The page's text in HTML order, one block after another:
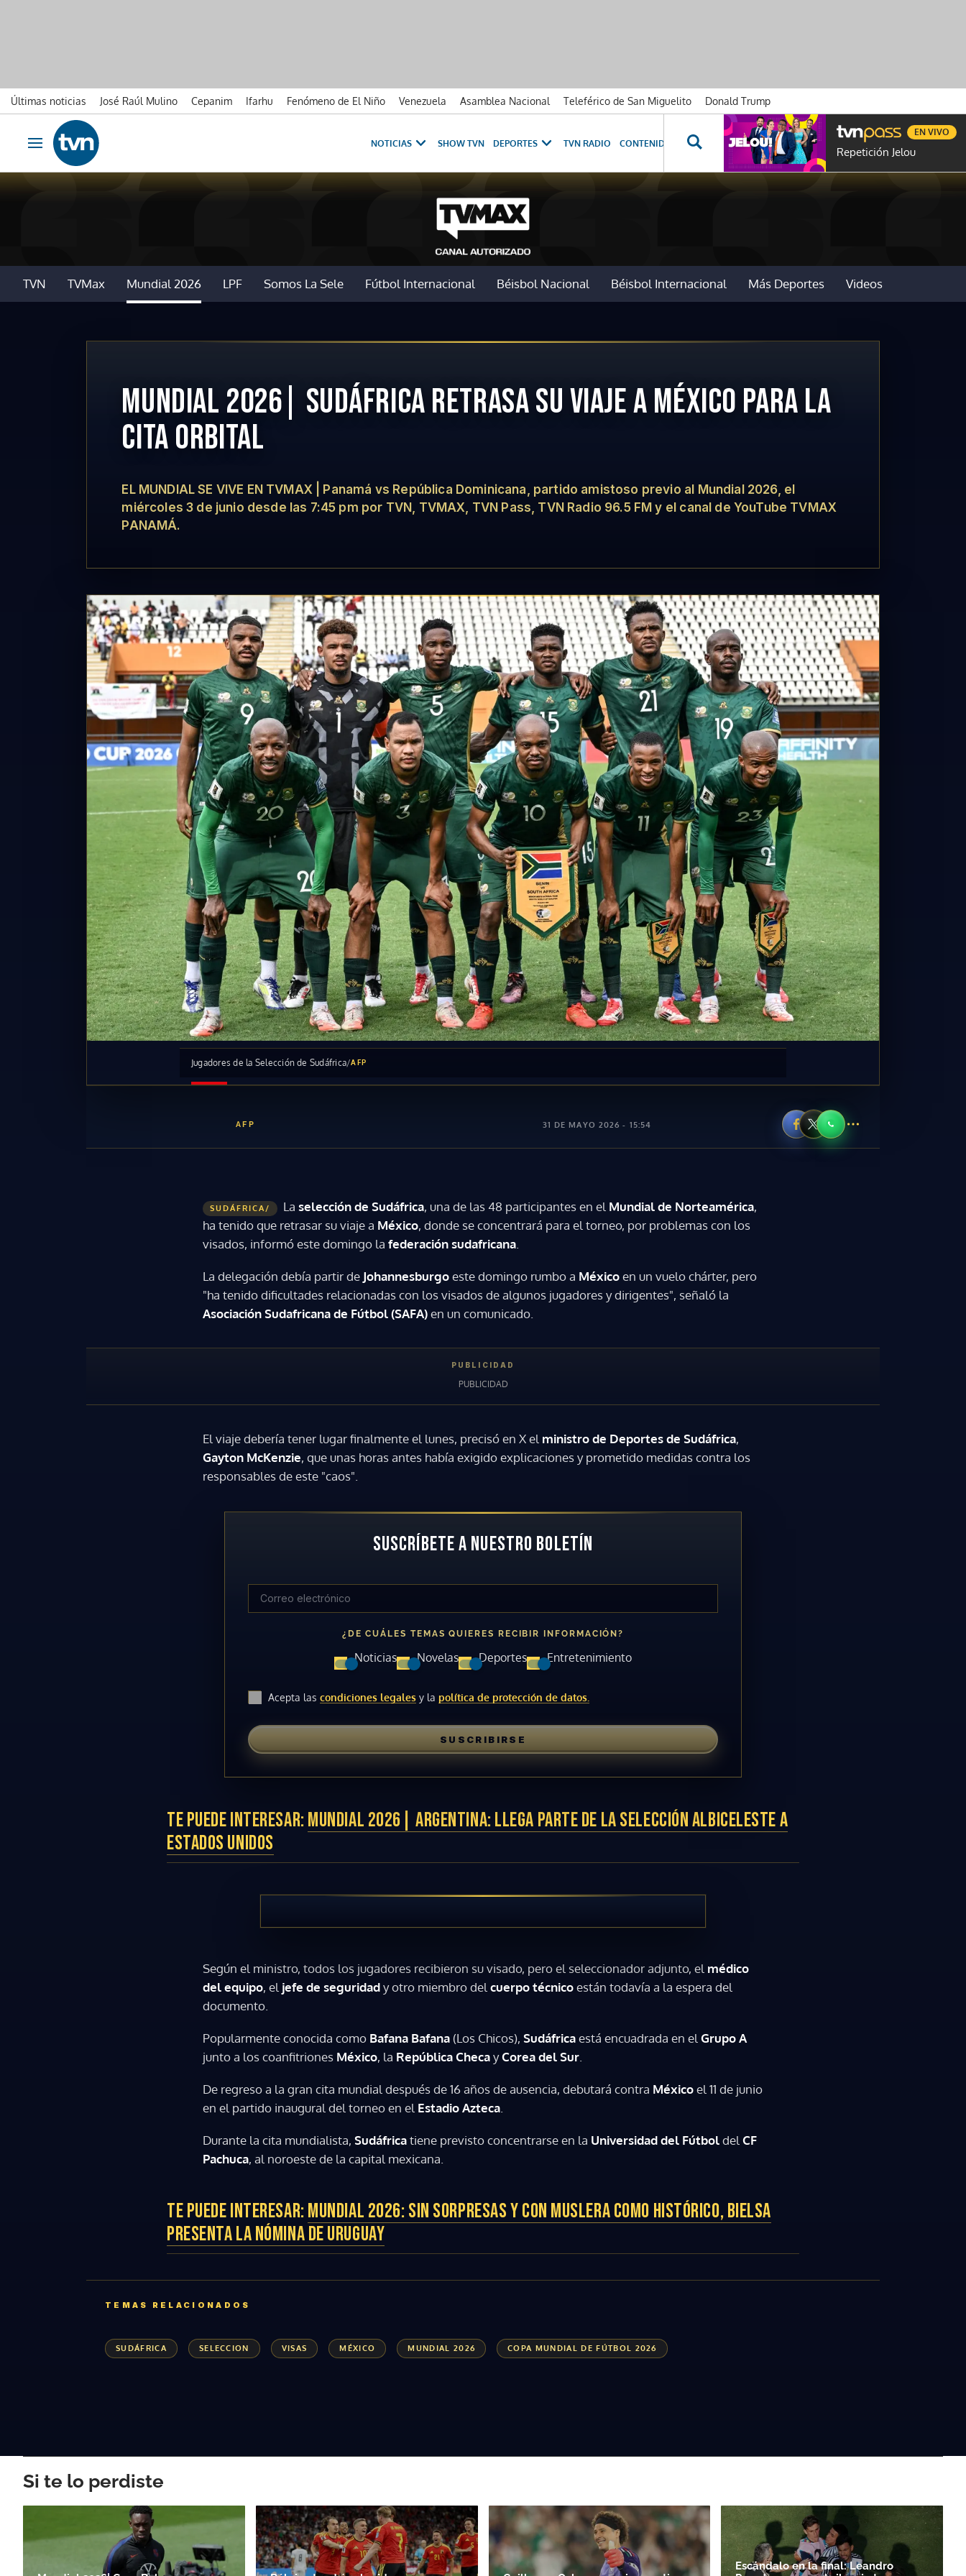
Últimas noticias José Raúl Mulino Cepanim Ifarhu Fenómeno de El Niño Venezuela Asamblea Nacional Teleférico de San Miguelito
Donald Trump
Ir al contenido
Obrir navegació
NOTICIAS SHOW TVN DEPORTES TVN RADIO CONTENIDOS ESPECIALES NOVELAS PROGRAMAS GENTE TVN
Repetición Jelou
EN VIVO
TVN TVMax Mundial 2026 LPF Somos La Sele Fútbol Internacional Béisbol Nacional Béisbol Internacional Más Deportes Videos
MUNDIAL 2026| SUDÁFRICA RETRASA SU VIAJE A MÉXICO PARA LA
CITA ORBITAL
EL MUNDIAL SE VIVE EN TVMAX | Panamá vs República Dominicana, partido amistoso previo al Mundial 2026, el
miércoles 3 de junio desde las 7:45 pm por TVN, TVMAX, TVN Pass, TVN Radio 96.5 FM y el canal de YouTube TVMAX
PANAMÁ.
Jugadores de la Selección de Sudáfrica/AFP
AFP 31 DE MAYO 2026 - 15:54
SUDÁFRICA/ La selección de Sudáfrica, una de las 48 participantes en el Mundial de Norteamérica,
ha tenido que retrasar su viaje a México, donde se concentrará para el torneo, por problemas con los
visados, informó este domingo la federación sudafricana
La delegación debía partir de Johannesburgoeste domingo rumbo a Méxicoen un vuelo chárter, pero
"ha tenido dificultades relacionadas con los visados de algunos jugadores y dirigentes", señaló la
Asociación Sudafricana de Fútbol (SAFA)en un comunicado.
El viaje debería tener lugar finalmente el lunes, precisó en X el ministro de Deportes de Sudáfrica,
Gayton McKenzie, que unas horas antes había exigido explicaciones y prometido medidas contra los
responsables de este "caos".
SUSCRÍBETE A NUESTRO BOLETÍN
¿DE CUÁLES TEMAS QUIERES RECIBIR INFORMACIÓN?
Noticias Novelas Deportes Entretenimiento
Acepta las condiciones legales y la política de protección de datos.
SUSCRIBIRSE
Gracias por suscribirte a nuestro boletín.
TE PUEDE INTERESAR: MUNDIAL 2026| ARGENTINA: LLEGA PARTE DE LA SELECCIÓN ALBICELESTE A
ESTADOS UNIDOS
Según el ministro, todos los jugadores recibieron su visado, pero el seleccionador adjunto, el médico
del equipo, el jefe de seguridady otro miembro delcuerpo técnicoestán todavía a la espera del
documento.
Popularmente conocida como Bafana Bafana (Los Chicos), Sudáfricaestá encuadrada en el Grupo A
junto a los coanfitriones México, la República ChecayCorea del Sur
De regreso a la gran cita mundial después de 16 años de ausencia, debutará contra Méxicoel 11 de junio
en el partido inaugural del torneo en el Estadio Azteca
Durante la cita mundialista, Sudáfricatiene previsto concentrarse en la Universidad del Fútboldel CF
Pachuca, al noroeste de la capital mexicana.
TE PUEDE INTERESAR: MUNDIAL 2026: SIN SORPRESAS Y CON MUSLERA COMO HISTÓRICO, BIELSA
PRESENTA LA NÓMINA DE URUGUAY
TEMAS RELACIONADOS
SUDÁFRICA SELECCION VISAS MÉXICO MUNDIAL 2026 COPA MUNDIAL DE FÚTBOL 2026
Si te lo perdiste
Escándalo en la final: Leandro